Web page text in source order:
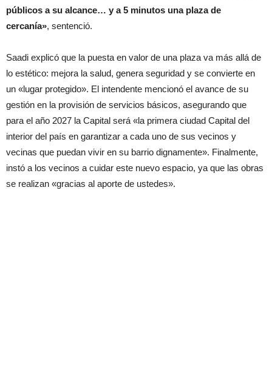
públicos a su alcance… y a 5 minutos una plaza de
cercanía», sentenció.
Saadi explicó que la puesta en valor de una plaza va más allá de
lo estético: mejora la salud, genera seguridad y se convierte en
un «lugar protegido». El intendente mencionó el avance de su
gestión en la provisión de servicios básicos, asegurando que
para el año 2027 la Capital será «la primera ciudad Capital del
interior del país en garantizar a cada uno de sus vecinos y
vecinas que puedan vivir en su barrio dignamente». Finalmente,
instó a los vecinos a cuidar este nuevo espacio, ya que las obras
se realizan «gracias al aporte de ustedes».